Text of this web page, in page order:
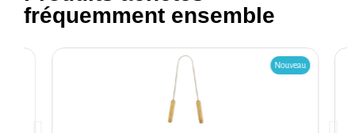
fréquemment ensemble
Nouveau